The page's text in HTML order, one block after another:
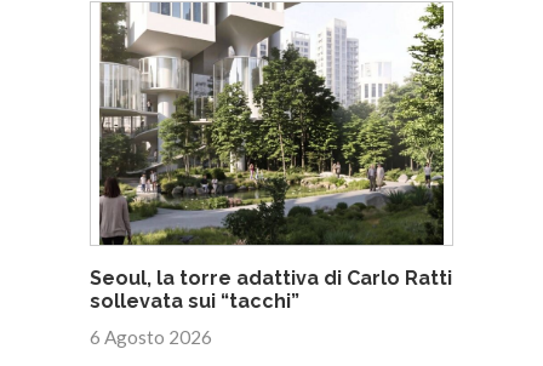
Seoul, la torre adattiva di Carlo Ratti
sollevata sui “tacchi”
6 Agosto 2026